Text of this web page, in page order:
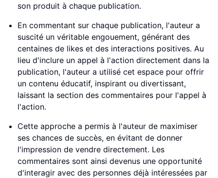
son produit à chaque publication.
En commentant sur chaque publication, l'auteur a
suscité un véritable engouement, générant des
centaines de likes et des interactions positives. Au
lieu d'inclure un appel à l'action directement dans la
publication, l'auteur a utilisé cet espace pour offrir
un contenu éducatif, inspirant ou divertissant,
laissant la section des commentaires pour l'appel à
l'action.
Cette approche a permis à l'auteur de maximiser
ses chances de succès, en évitant de donner
l'impression de vendre directement. Les
commentaires sont ainsi devenus une opportunité
d'interagir avec des personnes déjà intéressées par